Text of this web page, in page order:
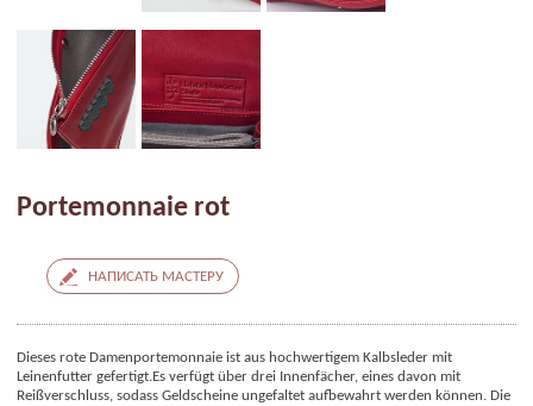
Portemonnaie rot
НАПИСАТЬ МАСТЕРУ
Dieses rote Damenportemonnaie ist aus hochwertigem Kalbsleder mit
Leinenfutter gefertigt.Es verfügt über drei Innenfächer, eines davon mit
Reißverschluss, sodass Geldscheine ungefaltet aufbewahrt werden können. Die